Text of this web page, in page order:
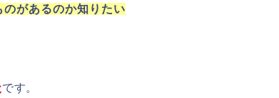
があるのか知りたい
です。